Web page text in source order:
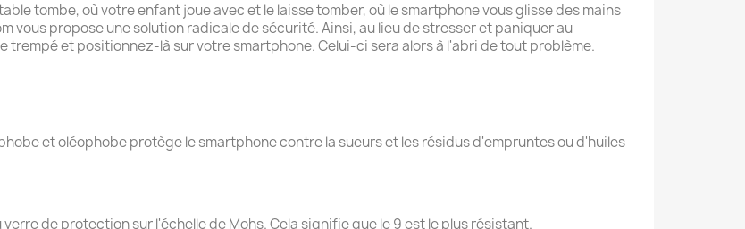
tombe, où votre enfant joue avec et le laisse tomber, où le smartphone vous glisse des mains
vous propose une solution radicale de sécurité. Ainsi, au lieu de stresser et paniquer au
et positionnez-là sur votre smartphone. Celui-ci sera alors à l'abri de tout problème.
et oléophobe protège le smartphone contre la sueurs et les résidus d'empruntes ou d'huiles
de protection sur l'échelle de Mohs. Cela signifie que le 9 est le plus résistant.